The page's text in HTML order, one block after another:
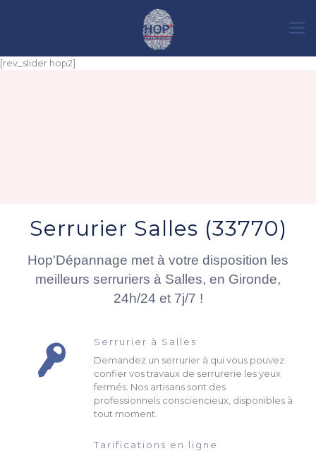
[rev_slider hop2]
Serrurier Salles (33770)
Hop'Dépannage met à votre disposition les
meilleurs serruriers à Salles, en Gironde,
24h/24 et 7j/7 !
Serrurier à Salles
Demandez un serrurier à qui vous pouvez
confier vos travaux de serrurerie les yeux
fermés. Nos artisans sont des
professionnels consciencieux, disponibles à
tout moment.
Tarifications en ligne